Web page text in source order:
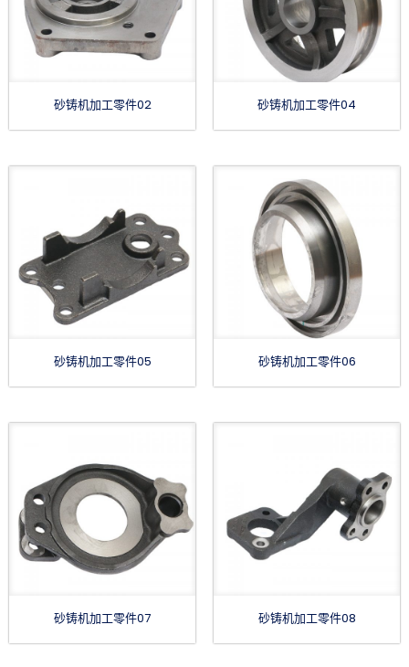
砂铸机加工零件02 砂铸机加工零件04
砂铸机加工零件05 砂铸机加工零件06
砂铸机加工零件07 砂铸机加工零件08